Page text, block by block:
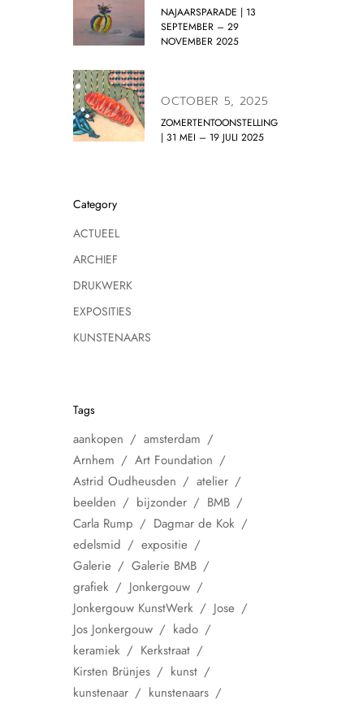
NAJAARSPARADE | 13
SEPTEMBER – 29
NOVEMBER 2025
OCTOBER 5, 2025
ZOMERTENTOONSTELLING
| 31 MEI – 19 JULI 2025
Category
ACTUEEL
ARCHIEF
DRUKWERK
EXPOSITIES
KUNSTENAARS
Tags
aankopen
amsterdam
Arnhem
Art Foundation
Astrid Oudheusden
atelier
beelden
bijzonder
BMB
Carla Rump
Dagmar de Kok
edelsmid
expositie
Galerie
Galerie BMB
grafiek
Jonkergouw
Jonkergouw KunstWerk
Jose
Jos Jonkergouw
kado
keramiek
Kerkstraat
Kirsten Brünjes
kunst
kunstenaar
kunstenaars